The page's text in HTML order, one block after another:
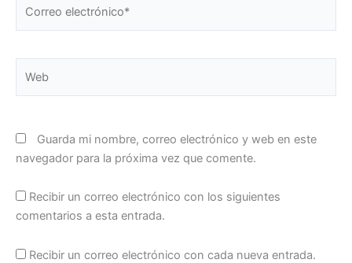
electrónico*
Guarda mi nombre, correo electrónico y web en este
navegador para la próxima vez que comente.
Recibir un correo electrónico con los siguientes
comentarios a esta entrada.
Recibir un correo electrónico con cada nueva entrada.